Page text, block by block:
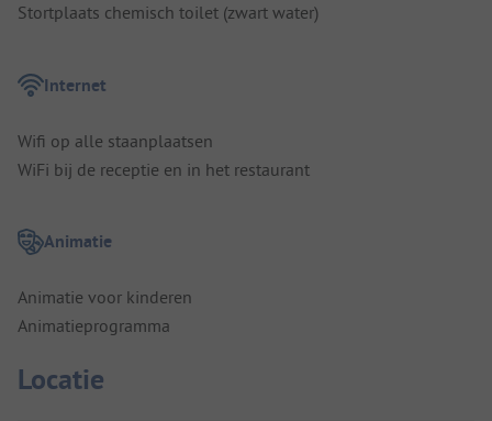
Stortplaats chemisch toilet (zwart water)
Internet
Wifi op alle staanplaatsen
WiFi bij de receptie en in het restaurant
Animatie
Animatie voor kinderen
Animatieprogramma
Locatie